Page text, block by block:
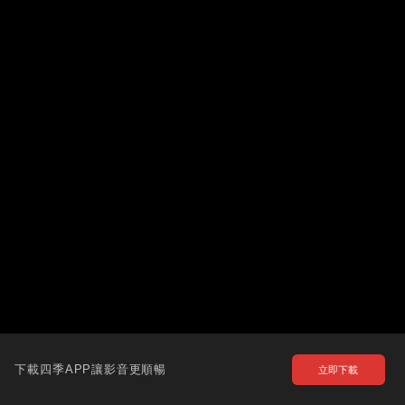
下載四季APP讓影音更順暢 立即下載